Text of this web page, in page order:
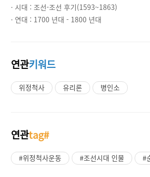
· 시대 :조선-조선 후기(1593~1863)
· 연대 : 1700 년대 - 1800 년대
연관키워드
위정척사 유리론 병인소
연관tag#
#위정척사운동 #조선시대 인물 #